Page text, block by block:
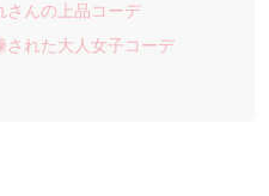
んの上品コーデ
れた大人女子コーデ